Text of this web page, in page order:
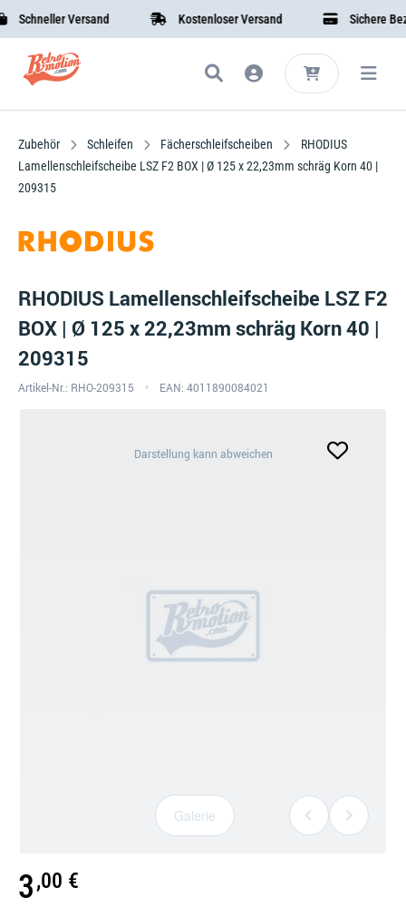
Versand Kostenloser Versand Sichere
Zubehör Schleifen Fächerschleifscheiben
RHODIUS
Lamellenschleifscheibe LSZ F2 BOX | Ø 125 x 22,23mm schräg Korn 40 |
209315
RHODIUS Lamellenschleifscheibe LSZ F2
BOX | Ø 125 x 22,23mm schräg Korn 40 |
209315
Artikel-Nr.: RHO-209315 EAN: 4011890084021
Galerie
öffnen
Darstellung kann abweichen
Galerie
3,00 €